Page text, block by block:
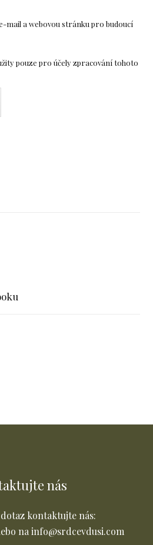
mail a webovou stránku pro budoucí
pouze pro účely zpracování tohoto
nás
kontaktujte nás:
na info@srdcevdusi.com